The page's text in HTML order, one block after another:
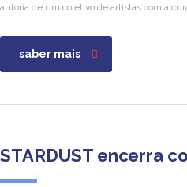
autoria de um coletivo de artistas com a
saber mais
STARDUST encerra